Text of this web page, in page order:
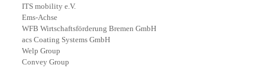
ITS mobility e.V.
Ems-Achse
WFB Wirtschaftsförderung Bremen GmbH
acs Coating Systems GmbH
Welp Group
Convey Group